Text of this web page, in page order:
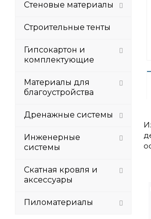
Стеновые материалы
Строительные тенты
Гипсокартон и
комплектующие
Материалы для
благоустройства
Дренажные системы
Инженерные
системы
Скатная кровля и
аксессуары
Пиломатериалы